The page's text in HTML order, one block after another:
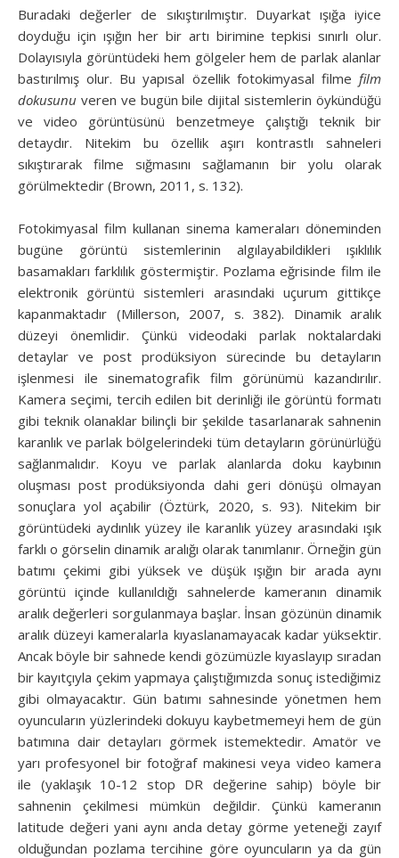
Buradaki değerler de sıkıştırılmıştır. Duyarkat ışığa iyice
doyduğu için ışığın her bir artı birimine tepkisi sınırlı olur.
Dolayısıyla görüntüdeki hem gölgeler hem de parlak alanlar
bastırılmış olur. Bu yapısal özellik fotokimyasal filme film
dokusunu veren ve bugün bile dijital sistemlerin öykündüğü
ve video görüntüsünü benzetmeye çalıştığı teknik bir
detaydır. Nitekim bu özellik aşırı kontrastlı sahneleri
sıkıştırarak filme sığmasını sağlamanın bir yolu olarak
görülmektedir (Brown, 2011, s. 132).
Fotokimyasal film kullanan sinema kameraları döneminden
bugüne görüntü sistemlerinin algılayabildikleri ışıklılık
basamakları farklılık göstermiştir. Pozlama eğrisinde film ile
elektronik görüntü sistemleri arasındaki uçurum gittikçe
kapanmaktadır (Millerson, 2007, s. 382). Dinamik aralık
düzeyi önemlidir. Çünkü videodaki parlak noktalardaki
detaylar ve post prodüksiyon sürecinde bu detayların
işlenmesi ile sinematografik film görünümü kazandırılır.
Kamera seçimi, tercih edilen bit derinliği ile görüntü formatı
gibi teknik olanaklar bilinçli bir şekilde tasarlanarak sahnenin
karanlık ve parlak bölgelerindeki tüm detayların görünürlüğü
sağlanmalıdır. Koyu ve parlak alanlarda doku kaybının
oluşması post prodüksiyonda dahi geri dönüşü olmayan
sonuçlara yol açabilir (Öztürk, 2020, s. 93). Nitekim bir
görüntüdeki aydınlık yüzey ile karanlık yüzey arasındaki ışık
farklı o görselin dinamik aralığı olarak tanımlanır. Örneğin gün
batımı çekimi gibi yüksek ve düşük ışığın bir arada aynı
görüntü içinde kullanıldığı sahnelerde kameranın dinamik
aralık değerleri sorgulanmaya başlar. İnsan gözünün dinamik
aralık düzeyi kameralarla kıyaslanamayacak kadar yüksektir.
Ancak böyle bir sahnede kendi gözümüzle kıyaslayıp sıradan
bir kayıtçıyla çekim yapmaya çalıştığımızda sonuç istediğimiz
gibi olmayacaktır. Gün batımı sahnesinde yönetmen hem
oyuncuların yüzlerindeki dokuyu kaybetmemeyi hem de gün
batımına dair detayları görmek istemektedir. Amatör ve
yarı profesyonel bir fotoğraf makinesi veya video kamera
ile (yaklaşık 10-12 stop DR değerine sahip) böyle bir
sahnenin çekilmesi mümkün değildir. Çünkü kameranın
latitude değeri yani aynı anda detay görme yeteneği zayıf
olduğundan pozlama tercihine göre oyuncuların ya da gün